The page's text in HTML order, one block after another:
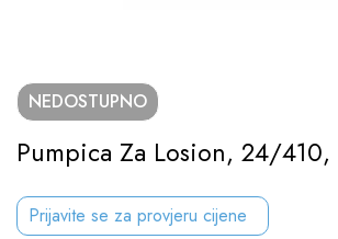
NEDOSTUPNO
Pumpica Za Losion, 24/410,
Prijavite se za provjeru cijene